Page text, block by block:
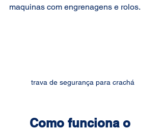
maquinas com engrenagens e rolos.
trava de segurança para crachá
Como funciona o